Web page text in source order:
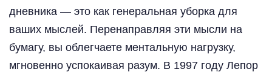
дневника — это как генеральная уборка для
ваших мыслей. Перенаправляя эти мысли на
бумагу, вы облегчаете ментальную нагрузку,
мгновенно успокаивая разум. В 1997 году Лепор